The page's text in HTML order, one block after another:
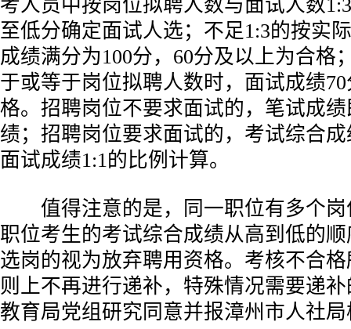
考人员中按岗位拟聘人数与面试人数
至低分确定面试人选；不足1:3的按实
成绩满分为100分，60分及以上为合格
于或等于岗位拟聘人数时，面试成绩
格。招聘岗位不要求面试的，笔试成
绩；招聘岗位要求面试的，考试综合
面试成绩1:1的比例计算。
值得注意的是，同一职位有多个岗
职位考生的考试综合成绩从高到低的
选岗的视为放弃聘用资格。考核不合
则上不再进行递补，特殊情况需要递
教育局党组研究同意并报漳州市人社